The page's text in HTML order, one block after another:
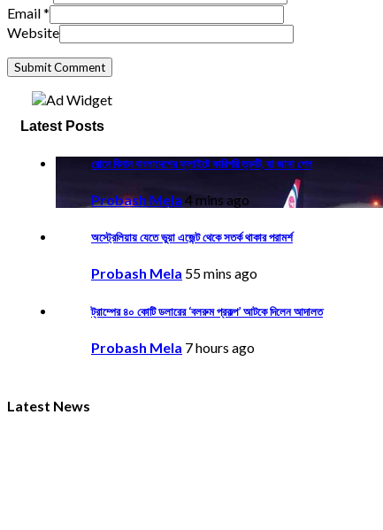
Email*
Website
Latest Posts
রোমে বিমান বাংলাদেশের ফ্লাইটে কারিগরি ত্রুটি, যা জানা গেল
Probash Mela 4 mins ago
অস্ট্রেলিয়ায় যেতে ভুয়া এজেন্ট থেকে সতর্ক থাকার পরামর্শ
Probash Mela 55 mins ago
ট্রাম্পের ৪০ কোটি ডলারের ‘বলরুম প্রকল্প’ আটকে দিলেন আদালত
Probash Mela 7 hours ago
Latest News